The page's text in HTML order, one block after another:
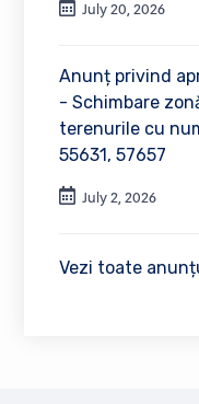
July 20, 2026
Anunț privind
- Schimbare
terenurile cu
55631, 57657
July 2, 2026
Vezi toate